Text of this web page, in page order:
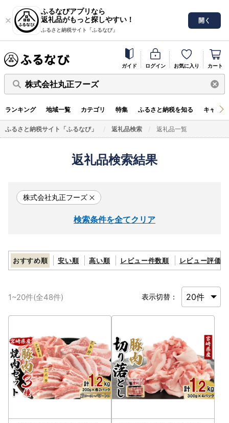
ふるなびアプリなら
返礼品がもっと探しやすい！
ふるさと納税サイト「ふるなび」
開く
ガイド ログイン お気に入り カート
株式会社丸正フーズ
ランキング 地域一覧 カテゴリ 特集 ふるさと納税を知る キャン
ふるさと納税サイト「ふるなび」 返礼品検索 返礼品一覧
返礼品検索結果
株式会社丸正フーズ
検索条件を全てクリア
おすすめ順 安い順 高い順 レビュー件数順 レビュー評価順
1~20件(全48件) 表示切替：